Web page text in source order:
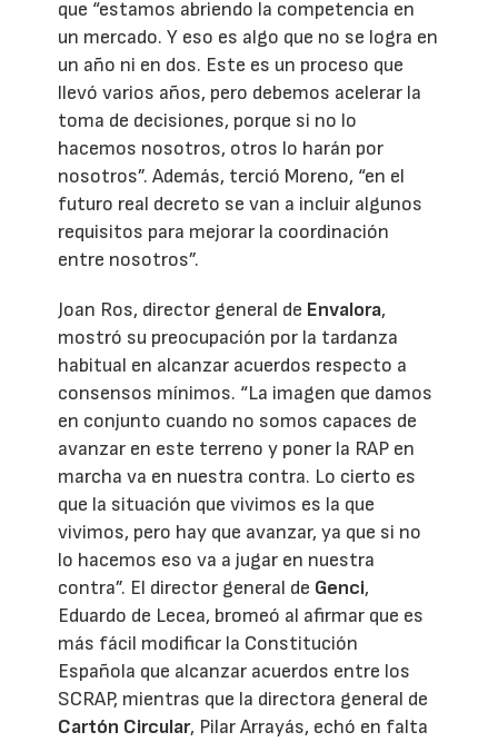
que “estamos abriendo la competencia en
un mercado. Y eso es algo que no se logra en
un año ni en dos. Este es un proceso que
llevó varios años, pero debemos acelerar la
toma de decisiones, porque si no lo
hacemos nosotros, otros lo harán por
nosotros”. Además, terció Moreno, “en el
futuro real decreto se van a incluir algunos
requisitos para mejorar la coordinación
entre nosotros”.
Joan Ros, director general de Envalora,
mostró su preocupación por la tardanza
habitual en alcanzar acuerdos respecto a
consensos mínimos. “La imagen que damos
en conjunto cuando no somos capaces de
avanzar en este terreno y poner la RAP en
marcha va en nuestra contra. Lo cierto es
que la situación que vivimos es la que
vivimos, pero hay que avanzar, ya que si no
lo hacemos eso va a jugar en nuestra
contra”. El director general de Genci,
Eduardo de Lecea, bromeó al afirmar que es
más fácil modificar la Constitución
Española que alcanzar acuerdos entre los
SCRAP, mientras que la directora general de
Cartón Circular, Pilar Arrayás, echó en falta